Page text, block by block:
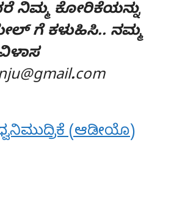
ನಿಮ್ಮ ಕೋರಿಕೆಯನ್ನು
ಗೆ ಕಳುಹಿಸಿ.. ನಮ್ಮ
ಧ್ವನಿಮುದ್ರಿಕೆ (ಆಡೀಯೊ)